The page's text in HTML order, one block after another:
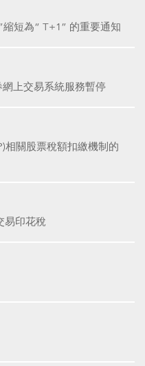
短為“ T+1” 的重要通知
上交易系統服務暫停
相關股票稅額扣繳機制的
易印花稅